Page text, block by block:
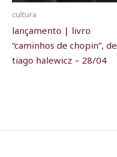
cultura
lançamento | livro
“caminhos de chopin”, de
tiago halewicz – 28/04